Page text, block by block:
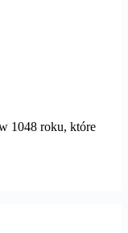
1048 roku, które